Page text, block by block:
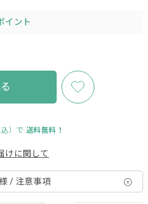
イント
）で 送料無料！
けに関して
/ 注意事項